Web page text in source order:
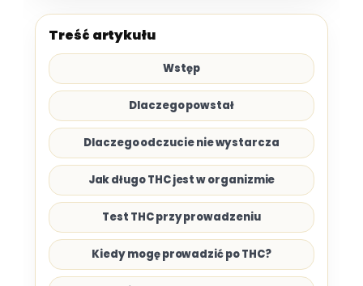
Treść artykułu
Wstęp
Dlaczego powstał
Dlaczego odczucie nie wystarcza
Jak długo THC jest w organizmie
Test THC przy prowadzeniu
Kiedy mogę prowadzić po THC?